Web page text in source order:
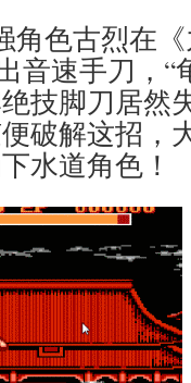
角色古烈在
音速手刀，“
技脚刀居然
破解这招，
水道角色！